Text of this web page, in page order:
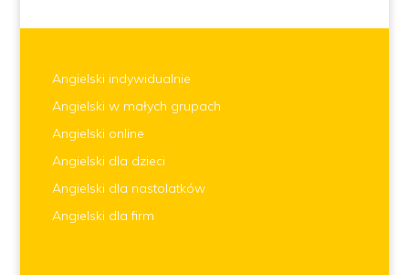
Angielski indywidualnie
Angielski w małych grupach
Angielski online
Angielski dla dzieci
Angielski dla nastolatków
Angielski dla firm